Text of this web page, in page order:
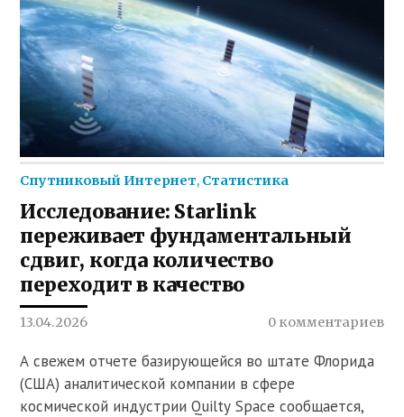
Спутниковый Интернет, Статистика
Исследование: Starlink
переживает фундаментальный
сдвиг, когда количество
переходит в качество
13.04.2026 0 комментариев
А свежем отчете базирующейся во штате Флорида
(США) аналитической компании в сфере
космической индустрии Quilty Space сообщается,